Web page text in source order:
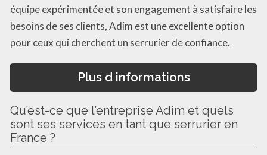
équipe expérimentée et son engagement à satisfaire les
besoins de ses clients, Adim est une excellente option
pour ceux qui cherchent un serrurier de confiance.
Plus d informations
Qu’est-ce que l’entreprise Adim et quels
sont ses services en tant que serrurier en
France ?